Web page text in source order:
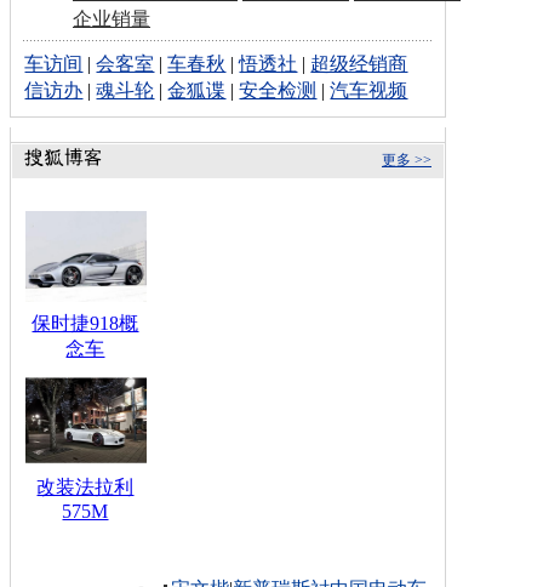
企业销量
车访间 |会客室 |车春秋 |悟透社 | 超级经销商
信访办 |魂斗轮 |金狐谍 |安全检测 |汽车视频
更多 >>
保时捷918概
念车
改装法拉利
575M